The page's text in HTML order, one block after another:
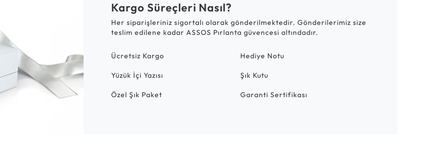
Kargo Süreçleri Nasıl?
Her siparişleriniz sigortalı olarak gönderilmektedir. Gönderilerimiz size
teslim edilene kadar ASSOS Pırlanta güvencesi altındadır.
Ücretsiz Kargo Hediye Notu
Yüzük İçi Yazısı Şık Kutu
Özel Şık Paket Garanti Sertifikası